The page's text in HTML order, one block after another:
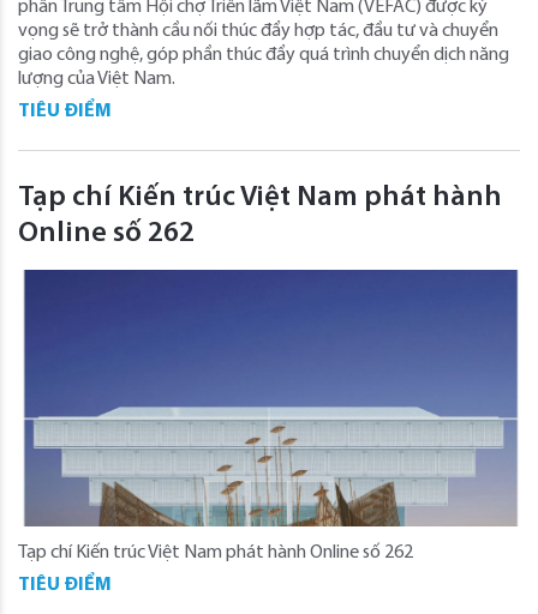
phần Trung tâm Hội chợ Triển lãm Việt Nam (VEFAC) được kỳ
vọng sẽ trở thành cầu nối thúc đẩy hợp tác, đầu tư và chuyển
giao công nghệ, góp phần thúc đẩy quá trình chuyển dịch năng
lượng của Việt Nam.
TIÊU ĐIỂM
Tạp chí Kiến trúc Việt Nam phát hành
Online số 262
Tạp chí Kiến trúc Việt Nam phát hành Online số 262
TIÊU ĐIỂM